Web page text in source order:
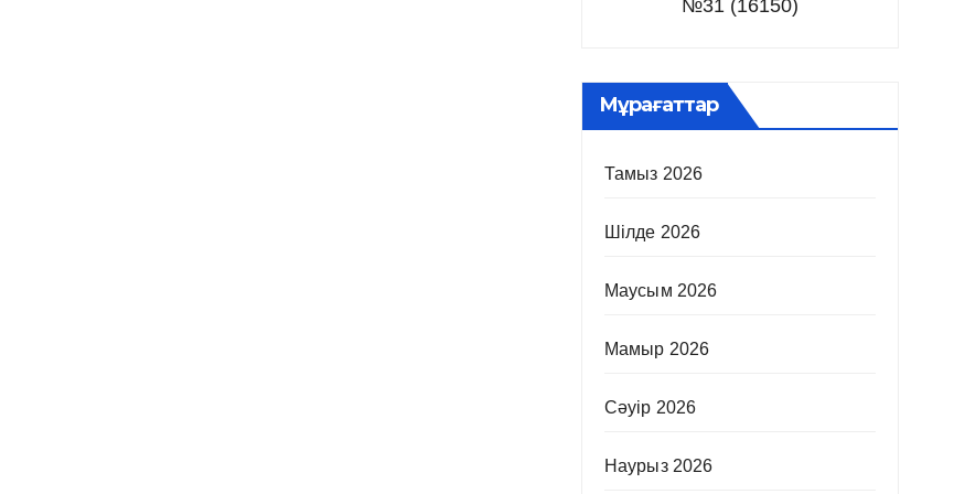
№31 (16150)
Мұрағаттар
Тамыз 2026
Шілде 2026
Маусым 2026
Мамыр 2026
Сәуір 2026
Наурыз 2026